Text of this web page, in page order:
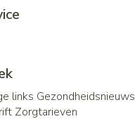
links Gezondheidsnieuws
Zorgtarieven